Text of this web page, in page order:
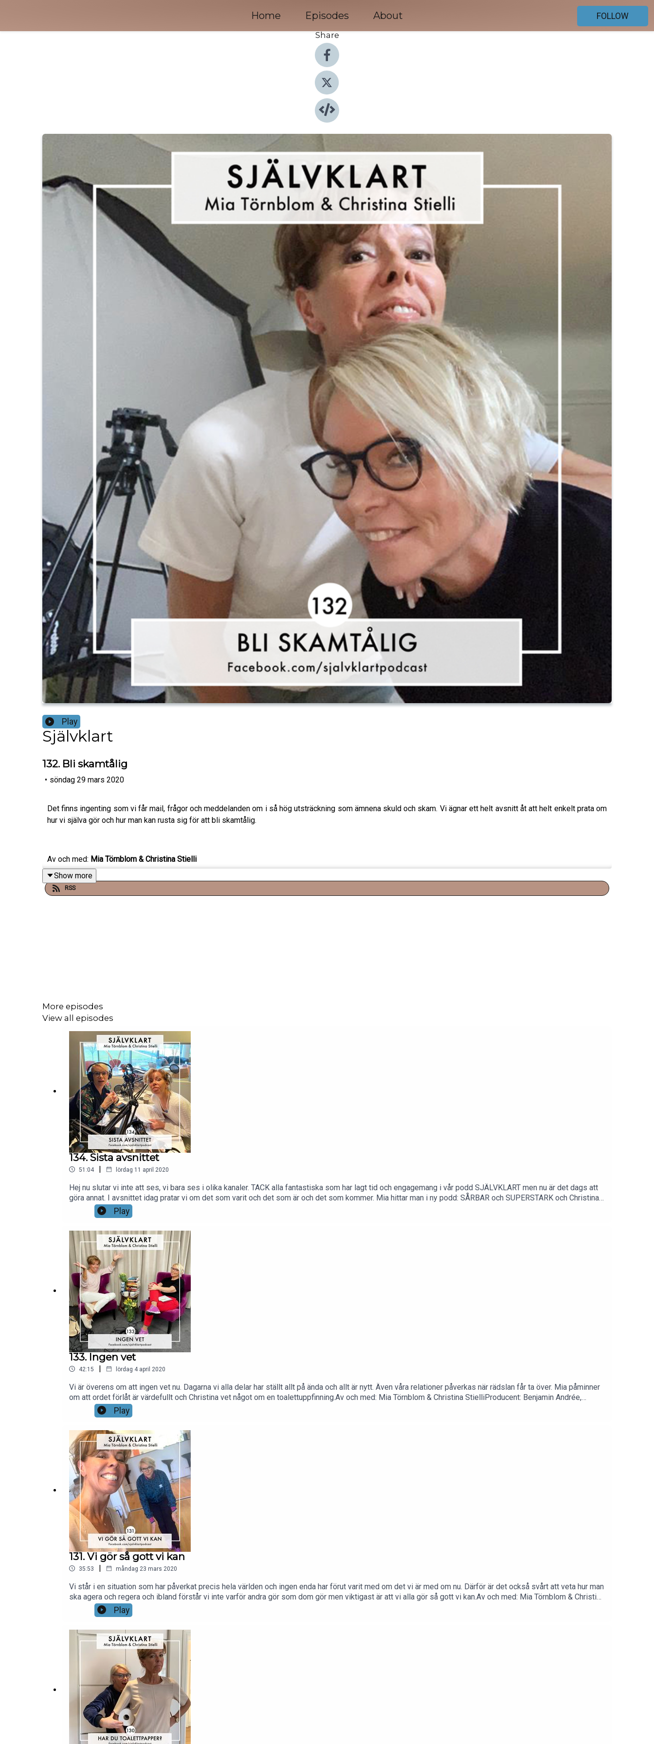
Home Episodes About
FOLLOW
Share
Play
Självklart
132. Bli skamtålig
• söndag 29 mars 2020
Det finns ingenting som vi får mail, frågor och meddelanden om i så hög utsträckning som ämnena skuld och skam. Vi ägnar ett helt avsnitt åt att helt enkelt prata om
hur vi själva gör och hur man kan rusta sig för att bli skamtålig.
Av och med: Mia Törnblom & Christina Stielli
Producent:Benjamin Andrée, Prodcaster AB
Show more
RSS
More episodes
View all episodes
134. Sista avsnittet
51:04 | lördag 11 april 2020
Hej nu slutar vi inte att ses, vi bara ses i olika kanaler. TACK alla fantastiska som har lagt tid och engagemang i vår podd SJÄLVKLART men nu är det dags att
göra annat. I avsnittet idag pratar vi om det som varit och det som är och det som kommer. Mia hittar man i ny podd: SÅRBAR och SUPERSTARK och Christina
finns på YouTube med egen kanal där. Alla ni som har lyssnat har gjort varje vecka till en höjdpunkt för oss. Vi hoppas att ni hänger med oss även nu.I
samarbete med Scholl och Pronera.Inspelat på Clarion Sign i Stockholm.Av och med: Mia Törnblom & Christina StielliProducent: Benjamin Andrée, Prodcaster
Play
133. Ingen vet
42:15 | lördag 4 april 2020
Vi är överens om att ingen vet nu. Dagarna vi alla delar har ställt allt på ända och allt är nytt. Även våra relationer påverkas när rädslan får ta över. Mia påminner
om att ordet förlåt är värdefullt och Christina vet något om en toalettuppfinning.Av och med: Mia Törnblom & Christina StielliProducent: Benjamin Andrée,
Prodcaster ABPlay
131. Vi gör så gott vi kan
35:53 | måndag 23 mars 2020
Vi står i en situation som har påverkat precis hela världen och ingen enda har förut varit med om det vi är med om nu. Därför är det också svårt att veta hur man
ska agera och regera och ibland förstår vi inte varför andra gör som dom gör men viktigast är att vi alla gör så gott vi kan.Av och med: Mia Törnblom & Christina
StielliProducent: Benjamin Andrée, Prodcaster AB
Play